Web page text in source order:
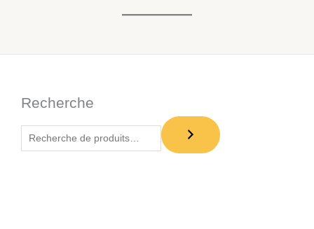
Recherche